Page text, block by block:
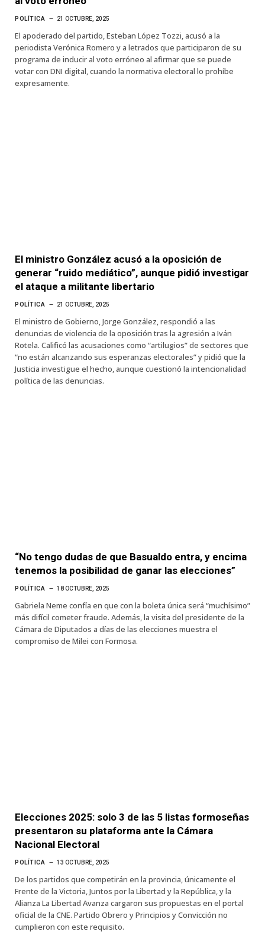
POLÍTICA 21 OCTUBRE, 2025
El apoderado del partido, Esteban López Tozzi, acusó a la
periodista Verónica Romero y a letrados que participaron de su
programa de inducir al voto erróneo al afirmar que se puede
votar con DNI digital, cuando la normativa electoral lo prohíbe
expresamente.
El ministro González acusó a la oposición de
generar “ruido mediático”, aunque pidió investigar
el ataque a militante libertario
POLÍTICA 21 OCTUBRE, 2025
El ministro de Gobierno, Jorge González, respondió a las
denuncias de violencia de la oposición tras la agresión a Iván
Rotela. Calificó las acusaciones como “artilugios” de sectores que
“no están alcanzando sus esperanzas electorales” y pidió que la
Justicia investigue el hecho, aunque cuestionó la intencionalidad
política de las denuncias.
“No tengo dudas de que Basualdo entra, y encima
tenemos la posibilidad de ganar las elecciones”
POLÍTICA 18 OCTUBRE, 2025
Gabriela Neme confía en que con la boleta única será “muchísimo”
más difícil cometer fraude. Además, la visita del presidente de la
Cámara de Diputados a días de las elecciones muestra el
compromiso de Milei con Formosa.
Elecciones 2025: solo 3 de las 5 listas formoseñas
presentaron su plataforma ante la Cámara
Nacional Electoral
POLÍTICA 13 OCTUBRE, 2025
De los partidos que competirán en la provincia, únicamente el
Frente de la Victoria, Juntos por la Libertad y la República, y la
Alianza La Libertad Avanza cargaron sus propuestas en el portal
oficial de la CNE. Partido Obrero y Principios y Convicción no
cumplieron con este requisito.